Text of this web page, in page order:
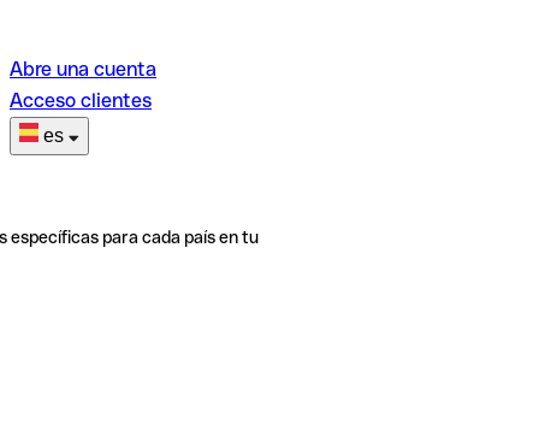
Abre una cuenta
Acceso clientes
es
específicas para cada país en tu